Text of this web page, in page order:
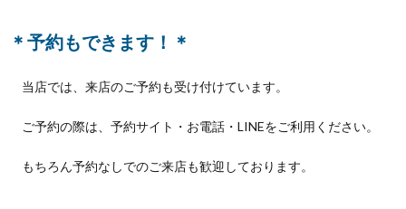
＊予約もできます！＊
当店では、来店のご予約も受け付けています。
ご予約の際は、予約サイト・お電話・LINEをご利用ください。
もちろん予約なしでのご来店も歓迎しております。